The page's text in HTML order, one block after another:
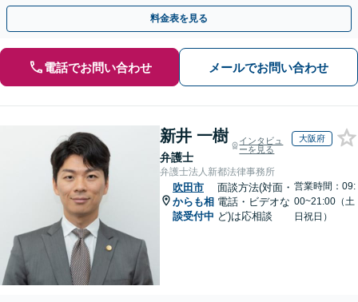
談に対応」【夜間・休日面談可】【メール相談対応】
料金表を見る
電話でお問い合わせ メールでお問い合わせ
新井 一樹
弁護士
インタビュ
ーを見る
大阪府
弁護士法人新都法律事務所
吹田市
からも相
談受付中
面談方法(対面・
電話・ビデオな
ど)は応相談
営業時間：09:
00~21:00（土
日祝日）